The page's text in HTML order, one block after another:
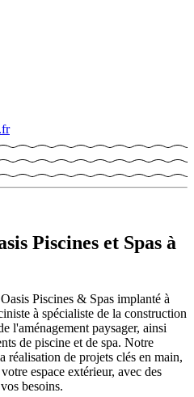
Piscines et Spas à
Piscines & Spas implanté à
à spécialiste de la construction
l'aménagement paysager, ainsi
de piscine et de spa. Notre
réalisation de projets clés en main,
espace extérieur, avec des
besoins.